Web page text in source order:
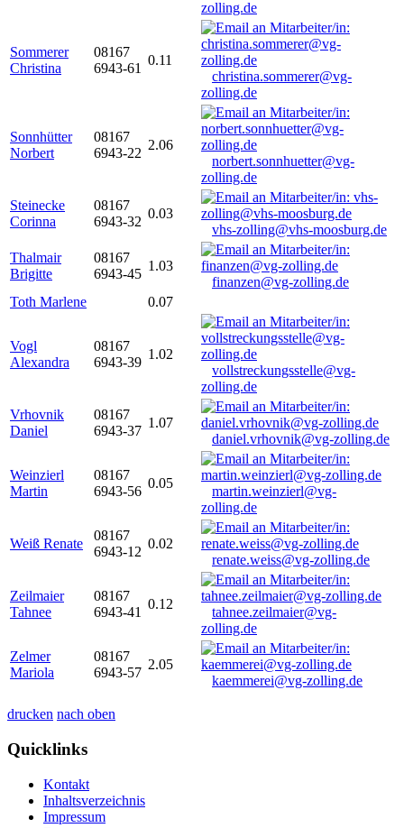
zolling.de
Sommerer
Christina
08167
6943-61
0.11
christina.sommerer@vg-
zolling.de
Sonnhütter
Norbert
08167
6943-22
2.06
norbert.sonnhuetter@vg-
zolling.de
Steinecke
Corinna
08167
6943-32
0.03
vhs-zolling@vhs-moosburg.de
Thalmair
Brigitte
08167
6943-45
1.03
finanzen@vg-zolling.de
Toth Marlene
0.07
Vogl
Alexandra
08167
6943-39
1.02
vollstreckungsstelle@vg-
zolling.de
Vrhovnik
Daniel
08167
6943-37
1.07
daniel.vrhovnik@vg-zolling.de
Weinzierl
Martin
08167
6943-56
0.05
martin.weinzierl@vg-
zolling.de
Weiß Renate
08167
6943-12
0.02
renate.weiss@vg-zolling.de
Zeilmaier
Tahnee
08167
6943-41
0.12
tahnee.zeilmaier@vg-
zolling.de
Zelmer
Mariola
08167
6943-57
2.05
kaemmerei@vg-zolling.de
drucken nach oben
Quicklinks
Kontakt
Inhaltsverzeichnis
Impressum